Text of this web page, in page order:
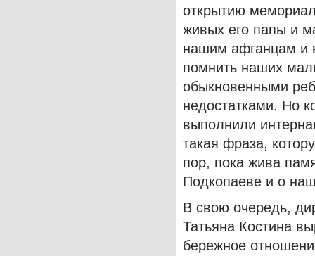
открытию
живых его папы и
нашим афганцам и
помнить наших
обыкновенными
недостатками. Но
выполнили
такая фраза,
пор, пока жива
Подкопаеве и о
В свою очередь,
Татьяна Костина
бережное